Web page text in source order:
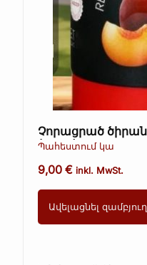
Չորացրած ծիրան
(Kopie)
Պահեստում կա
9,00€ inkl. MwSt.
Ավելացնել